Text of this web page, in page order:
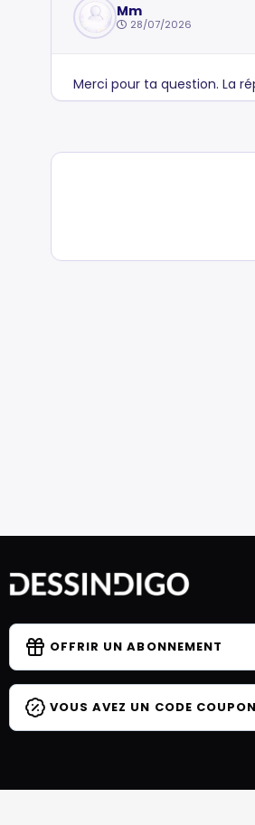
Mm
28/07/2026
Merci pour ta question. La
OFFRIR UN ABONNEMENT
VOUS AVEZ UN CODE